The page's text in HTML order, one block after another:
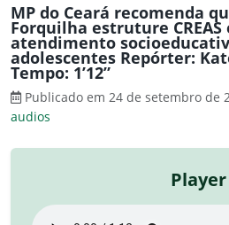
MP do Ceará recomenda
Forquilha estruture
atendimento
adolescentes Repórter:
Tempo: 1’12”
Publicado em 24 de setembro de
audios
Player